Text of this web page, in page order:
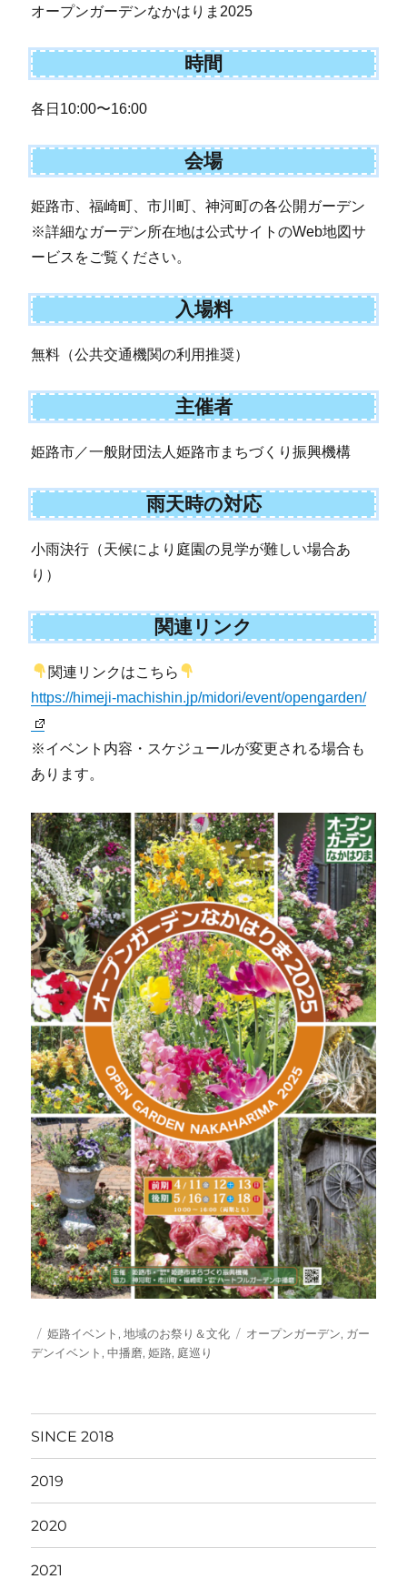
オープンガーデンなかはりま2025
時間
各日10:00〜16:00
会場
姫路市、福崎町、市川町、神河町の各公開ガーデン
※詳細なガーデン所在地は公式サイトのWeb地図サ
ービスをご覧ください。
入場料
無料（公共交通機関の利用推奨）
主催者
姫路市／一般財団法人姫路市まちづくり振興機構
雨天時の対応
小雨決行（天候により庭園の見学が難しい場合あ
り）
関連リンク
関連リンクはこちら
https://himeji-machishin.jp/midori/event/opengarden/
※イベント内容・スケジュールが変更される場合も
あります。
投
稿
カ
テ
姫路イベント ,地域のお祭り＆文化
タ
オープンガーデン, ガー
デンイベント ,中播磨,姫路, 庭巡り
SINCE 2018
2019
2020
2021